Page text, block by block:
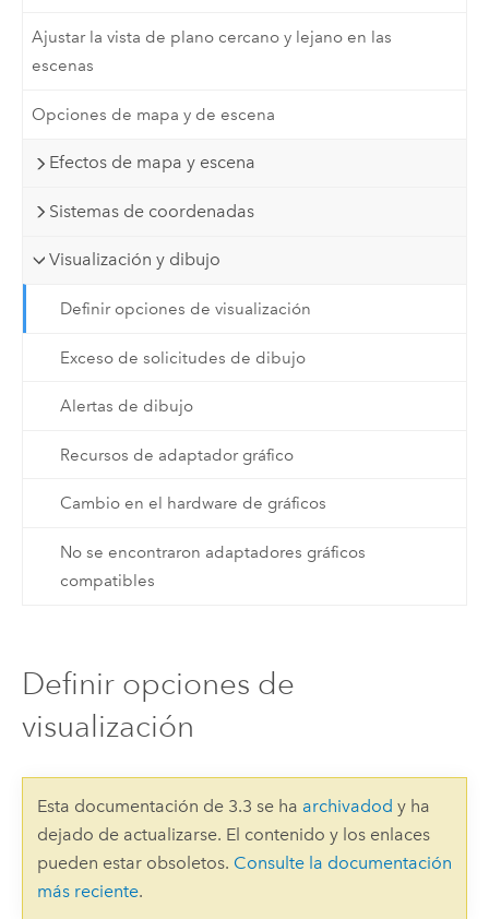
Ajustar la vista de plano cercano y lejano en las
escenas
Opciones de mapa y de escena
Efectos de mapa y escena
Sistemas de coordenadas
Visualización y dibujo
Definir opciones de visualización
Exceso de solicitudes de dibujo
Alertas de dibujo
Recursos de adaptador gráfico
Cambio en el hardware de gráficos
No se encontraron adaptadores gráficos
compatibles
Definir opciones de
visualización
Esta documentación de 3.3 se ha archivadod y ha
dejado de actualizarse. El contenido y los enlaces
pueden estar obsoletos. Consulte la documentación
más reciente.